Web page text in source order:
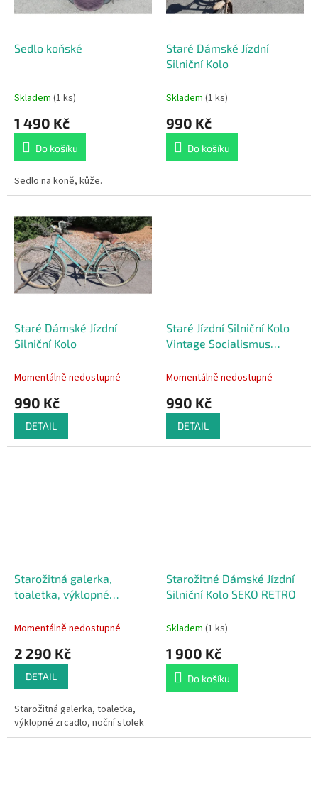
Sedlo koňské
Skladem (1 ks)
1 490 Kč
Do košíku
Sedlo na koně, kůže.
Staré Dámské Jízdní
Silniční Kolo
Skladem (1 ks)
990 Kč
Do košíku
Staré Dámské Jízdní
Silniční Kolo
Momentálně nedostupné
990 Kč
DETAIL
Staré Jízdní Silniční Kolo
Vintage Socialismus
Momentálně nedostupné
990 Kč
DETAIL
Starožitná galerka,
toaletka, výklopné
Momentálně nedostupné
2 290 Kč
DETAIL
Starožitná galerka, toaletka,
výklopné zrcadlo, noční stolek
Starožitné Dámské Jízdní
Silniční Kolo SEKO RETRO
Skladem (1 ks)
1 900 Kč
Do košíku